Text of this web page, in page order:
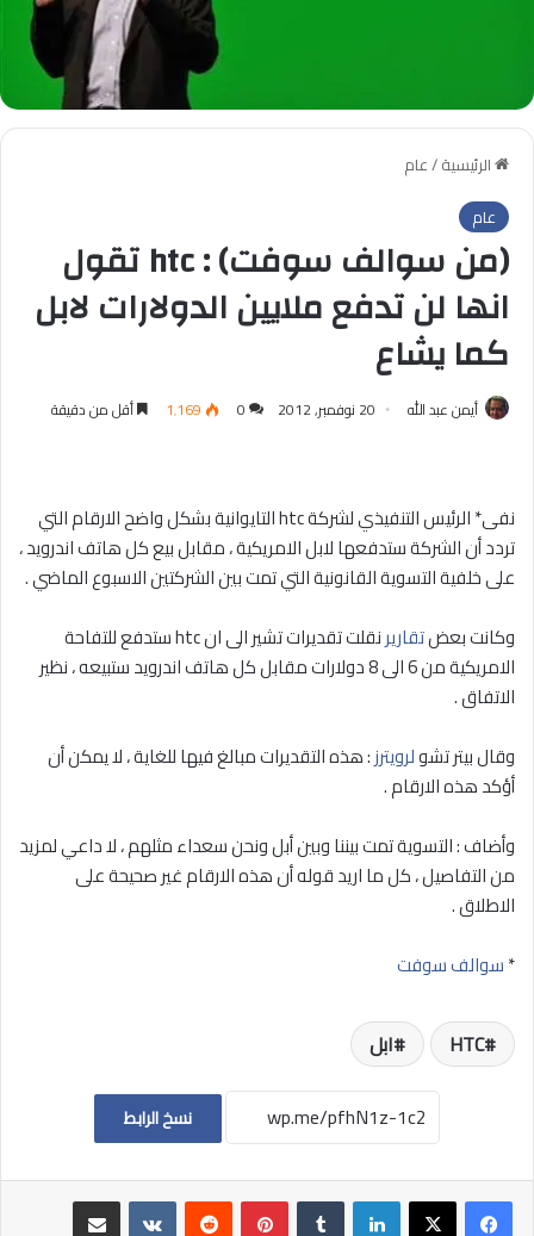
الرئيسية/عام
عام
(من سوالف سوفت) : htc تقول
انها لن تدفع ملايين الدولارات لابل
كما يشاع
أيمن عبد الله 20 نوفمبر, 2012 0 1٬169 أقل من دقيقة
نفى* الرئيس التنفيذي لشركة htc التايوانية بشكل واضح الارقام التي
تردد أن الشركة ستدفعها لابل الامريكية ، مقابل بيع كل هاتف اندرويد ،
على خلفية التسوية القانونية التي تمت بين الشركتين الاسبوع الماضي .
وكانت بعضتقارير
نقلت تقديرات تشير الى ان htc ستدفع للتفاحة
الامريكية من 6 الى 8 دولارات مقابل كل هاتف اندرويد ستبيعه ، نظير
الاتفاق .
وقال بيتر تشولرويترز: هذه التقديرات مبالغ فيها للغاية ، لا يمكن أن
أؤكد هذه الارقام .
وأضاف : التسوية تمت بيننا وبين أبل ونحن سعداء مثلهم ، لا داعي لمزيد
من التفاصيل ، كل ما اريد قوله أن هذه الارقام غير صحيحة على
الاطلاق .
*سوالف سوفت
HTC ابل
نسخ الرابط
لينكدإن بينتيريست
مشاركة عبر البريد